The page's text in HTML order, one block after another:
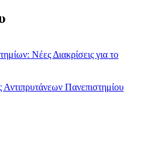
Νέες Διακρίσεις για το
Πανεπιστημίου